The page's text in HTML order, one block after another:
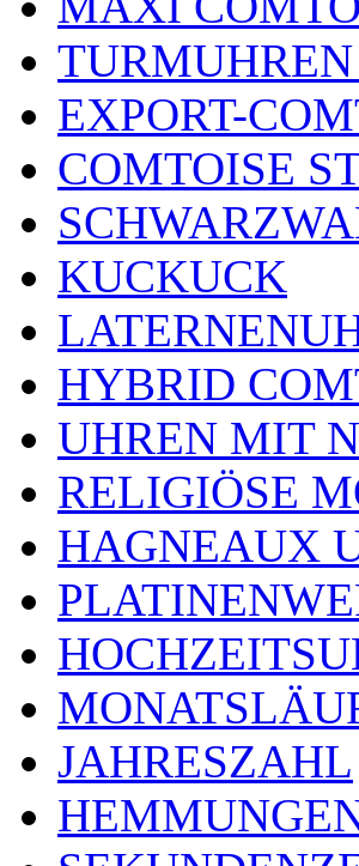
EXPORT-
COMTOISE
KUCKUCK
HYBRID
UHREN MIT
RELIGIÖSE
HAGNEAUX
JAHRESZAHL